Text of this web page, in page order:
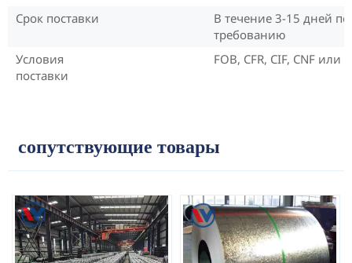
Срок поставки
В течение 3-15 дней
требованию
Условия
поставки
FOB, CFR, CIF, CNF
сопутствующие товары